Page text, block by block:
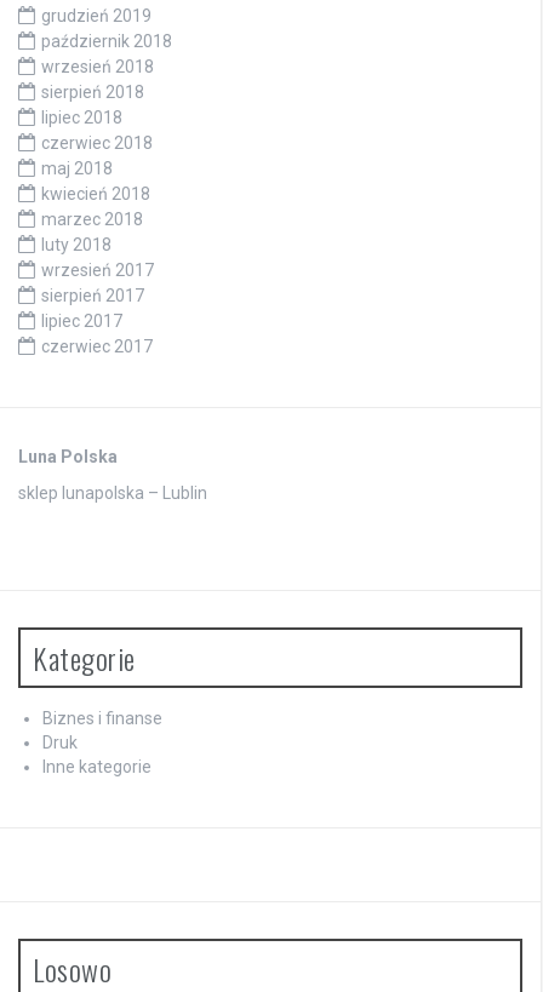
grudzień 2019
październik 2018
wrzesień 2018
sierpień 2018
lipiec 2018
czerwiec 2018
maj 2018
kwiecień 2018
marzec 2018
luty 2018
wrzesień 2017
sierpień 2017
lipiec 2017
czerwiec 2017
Luna Polska
sklep lunapolska – Lublin
Kategorie
Biznes i finanse
Druk
Inne kategorie
Losowo